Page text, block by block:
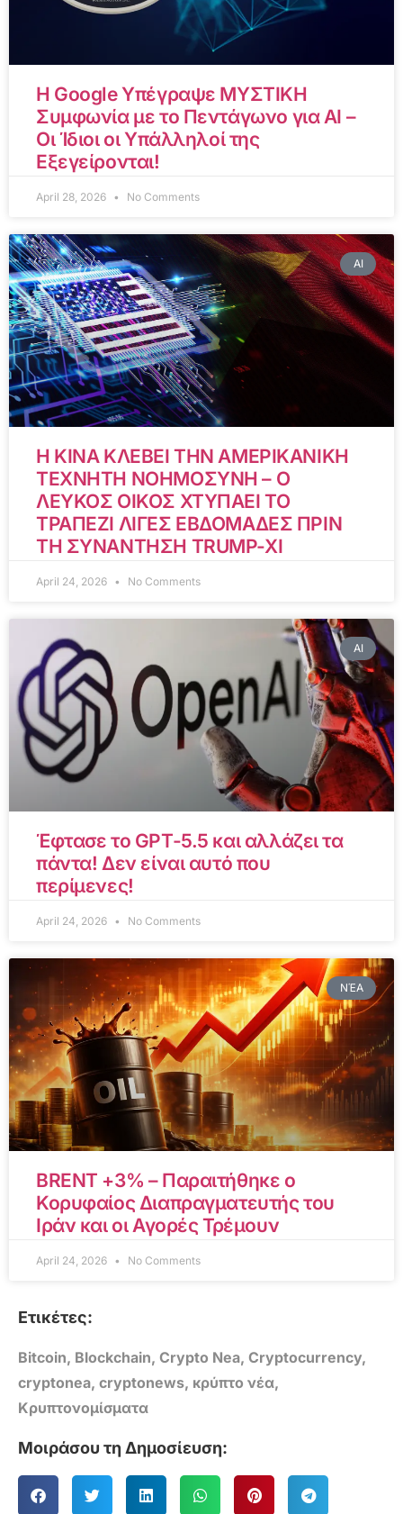
Η Google Υπέγραψε ΜΥΣΤΙΚΗ
Συμφωνία με το Πεντάγωνο για AI –
Οι Ίδιοι οι Υπάλληλοί της
Εξεγείρονται!
April 28, 2026 No Comments
AI
Η ΚΙΝΑ ΚΛΕΒΕΙ ΤΗΝ ΑΜΕΡΙΚΑΝΙΚΗ
ΤΕΧΝΗΤΗ ΝΟΗΜΟΣΥΝΗ – Ο
ΛΕΥΚΟΣ ΟΙΚΟΣ ΧΤΥΠΑΕΙ ΤΟ
ΤΡΑΠΕΖΙ ΛΙΓΕΣ ΕΒΔΟΜΑΔΕΣ ΠΡΙΝ
ΤΗ ΣΥΝΑΝΤΗΣΗ TRUMP-XI
April 24, 2026 No Comments
AI
Έφτασε το GPT-5.5 και αλλάζει τα
πάντα! Δεν είναι αυτό που
περίμενες!
April 24, 2026 No Comments
ΝΈΑ
BRENT +3% – Παραιτήθηκε ο
Κορυφαίος Διαπραγματευτής του
Ιράν και οι Αγορές Τρέμουν
April 24, 2026 No Comments
Ετικέτες:
Bitcoin, Blockchain, Crypto Nea, Cryptocurrency,
cryptonea, cryptonews, κρύπτο νέα,
Κρυπτονομίσματα
Μοιράσου τη Δημοσίευση: